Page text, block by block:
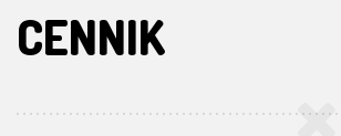
CENNIK